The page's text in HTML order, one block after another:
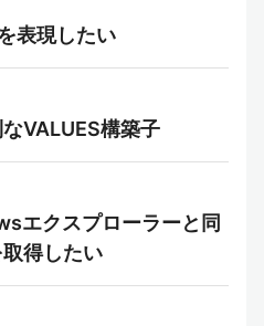
表現したい
VALUES構築子
エクスプローラーと同
得したい